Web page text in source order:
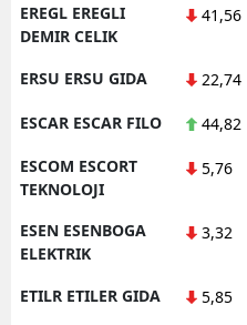
EREGL EREGLI
DEMIR CELIK
41,56
ERSU ERSU GIDA 22,74
ESCAR ESCAR FILO 44,82
ESCOM ESCORT
TEKNOLOJI
5,76
ESEN ESENBOGA
ELEKTRIK
3,32
ETILR ETILER GIDA 5,85